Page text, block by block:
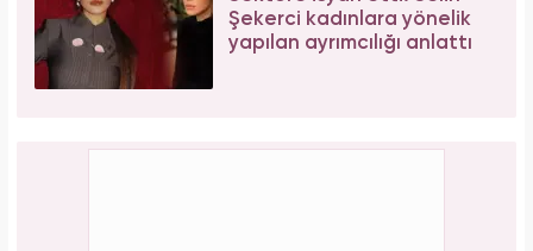
Şekerci kadınlara yönelik
yapılan ayrımcılığı anlattı